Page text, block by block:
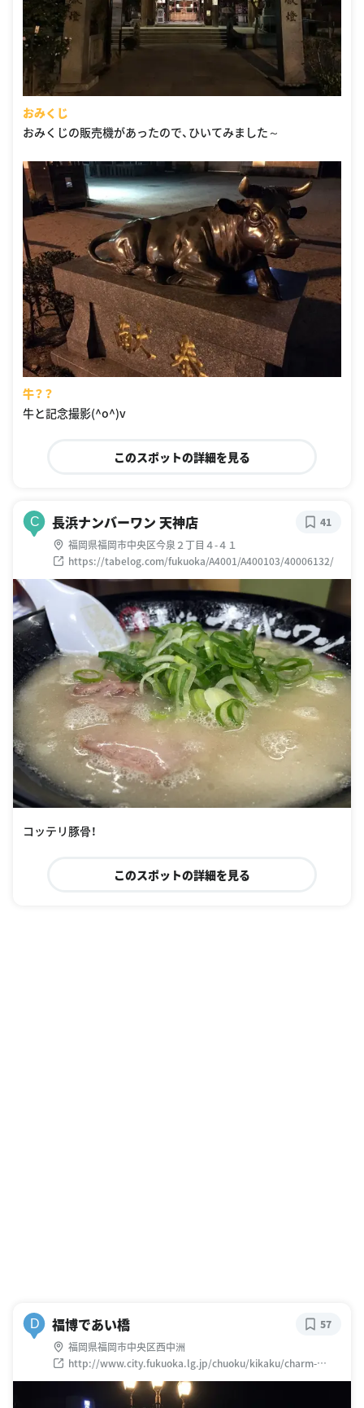
おみくじ
おみくじの販売機があったので、ひいてみました～
牛？？
牛と記念撮影(^o^)v
このスポットの詳細を見る
C 長浜ナンバーワン 天神店
福岡県福岡市中央区今泉２丁目４-４１
https://tabelog.com/fukuoka/A4001/A400103/40006132/
41
コッテリ豚骨！
このスポットの詳細を見る
D 福博であい橋
福岡県福岡市中央区西中洲
http://www.city.fukuoka.lg.jp/chuoku/kikaku/charm-
kankou/ch-jouhouhassin/023_2.html
57